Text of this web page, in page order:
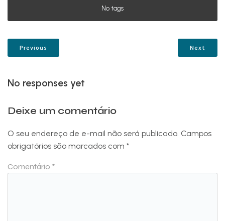
No tags
Previous Next
No responses yet
Deixe um comentário
O seu endereço de e-mail não será publicado. Campos
obrigatórios são marcados com *
Comentário *